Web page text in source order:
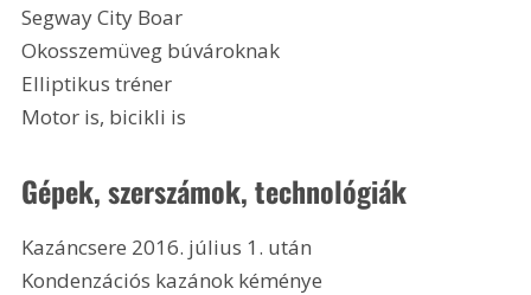
Segway City Boar
Okosszemüveg búvároknak
Elliptikus tréner
Motor is, bicikli is
Gépek, szerszámok, technológiák
Kazáncsere 2016. július 1. után
Kondenzációs kazánok kéménye